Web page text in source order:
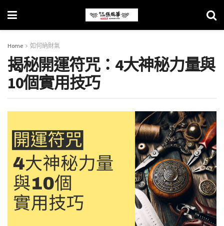
Home 如何納財氣
揭秘開運符咒：4大神秘力量與
10個實用技巧